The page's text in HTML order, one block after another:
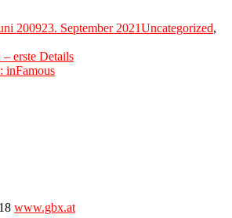
200923. September 2021Uncategorized,
erste Details
inFamous
www.gbx.at